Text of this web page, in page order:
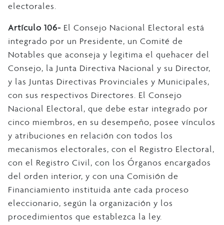
electorales.
Artículo 106- El Consejo Nacional Electoral está
integrado por un Presidente, un Comité de
Notables que aconseja y legitima el quehacer del
Consejo, la Junta Directiva Nacional y su Director,
y las Juntas Directivas Provinciales y Municipales,
con sus respectivos Directores. El Consejo
Nacional Electoral, que debe estar integrado por
cinco miembros, en su desempeño, posee vínculos
y atribuciones en relación con todos los
mecanismos electorales, con el Registro Electoral,
con el Registro Civil, con los Órganos encargados
del orden interior, y con una Comisión de
Financiamiento instituida ante cada proceso
eleccionario, según la organización y los
procedimientos que establezca la ley.